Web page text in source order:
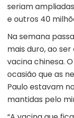
seriam
e outros 40
Na semana
mais duro, ao
vacina chinesa.
ocasião que as
Paulo estavam
mantidas pelo